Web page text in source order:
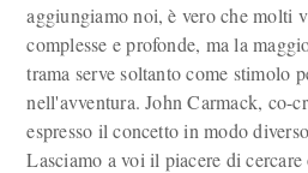
aggiungiamo noi, è vero che molti
complesse e profonde, ma la
trama serve soltanto come stimolo
nell'avventura. John Carmack, co-
espresso il concetto in modo
Lasciamo a voi il piacere di